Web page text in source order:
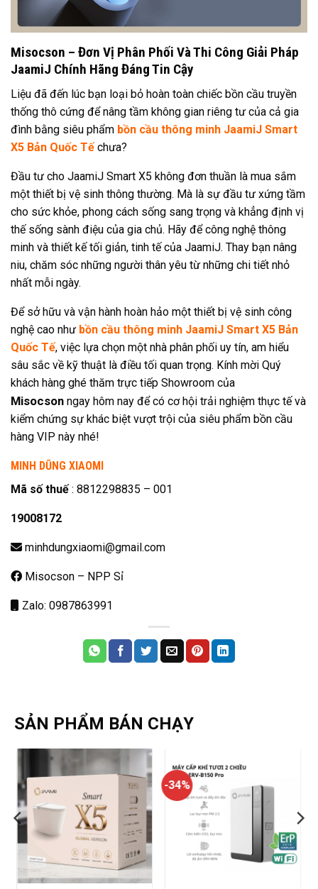
Misocson – Đơn Vị Phân Phối Và Thi Công Giải Pháp
JaamiJ Chính Hãng Đáng Tin Cậy
Liệu đã đến lúc bạn loại bỏ hoàn toàn chiếc bồn cầu truyền
thống thô cứng để nâng tầm không gian riêng tư của cả gia
đình bằng siêu phẩm bồn cầu thông minh JaamiJ Smart
X5 Bản Quốc Tếchưa?
Đầu tư cho JaamiJ Smart X5 không đơn thuần là mua sắm
một thiết bị vệ sinh thông thường. Mà là sự đầu tư xứng tầm
cho sức khỏe, phong cách sống sang trọng và khẳng định vị
thế sống sành điệu của gia chủ. Hãy để công nghệ thông
minh và thiết kế tối giản, tinh tế của JaamiJ. Thay bạn nâng
niu, chăm sóc những người thân yêu từ những chi tiết nhỏ
nhất mỗi ngày.
Để sở hữu và vận hành hoàn hảo một thiết bị vệ sinh công
nghệ cao như bồn cầu thông minh JaamiJ Smart X5 Bản
Quốc Tế, việc lựa chọn một nhà phân phối uy tín, am hiểu
sâu sắc về kỹ thuật là điều tối quan trọng. Kính mời Quý
khách hàng ghé thăm trực tiếp Showroom của
Misocson ngay hôm nay để có cơ hội trải nghiệm thực tế và
kiểm chứng sự khác biệt vượt trội của siêu phẩm bồn cầu
hàng VIP này nhé!
MINH DŨNG XIAOMI
Mã số thuế: 8812298835 – 001
19008172
minhdungxiaomi@gmail.com
Misocson – NPP Sỉ
Zalo: 0987863991
SẢN PHẨM BÁN CHẠY
-34%